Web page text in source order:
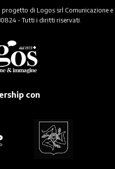
progetto di Logos srl Comunicazione e
- Tutti i diritti riservati.
con